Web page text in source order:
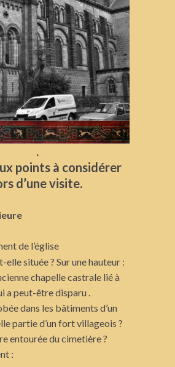
.
points à considérer
d’une visite.
de l’église
elle située ? Sur une hauteur :
chapelle castrale lié à
a peut-être disparu .
dans les bâtiments d’un
partie d’un fort villageois ?
entourée du cimetière ?
: